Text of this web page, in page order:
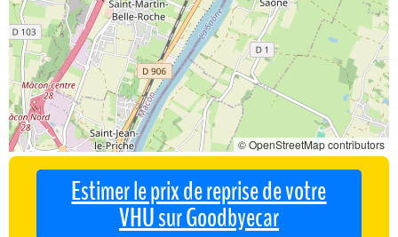
© OpenStreetMap contributors
Estimer le prix de reprise de votre
VHU sur Goodbyecar